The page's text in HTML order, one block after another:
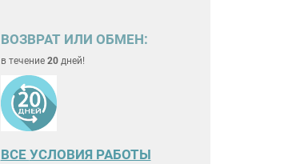
ВОЗВРАТ ИЛИ ОБМЕН:
в течение 20дней!
ВСЕ УСЛОВИЯ РАБОТЫ